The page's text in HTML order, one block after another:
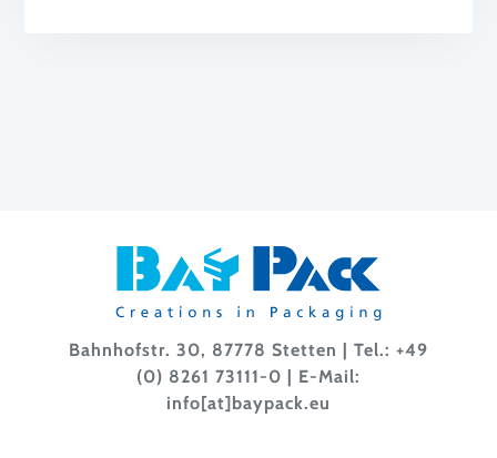
Bahnhofstr. 30, 87778 Stetten | Tel.: +49
(0) 8261 73111-0 | E-Mail:
info[at]baypack.eu